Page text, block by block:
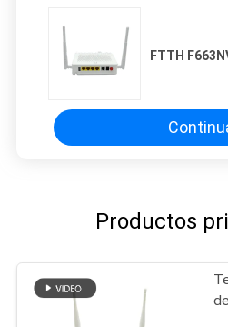
FTTH
Productos